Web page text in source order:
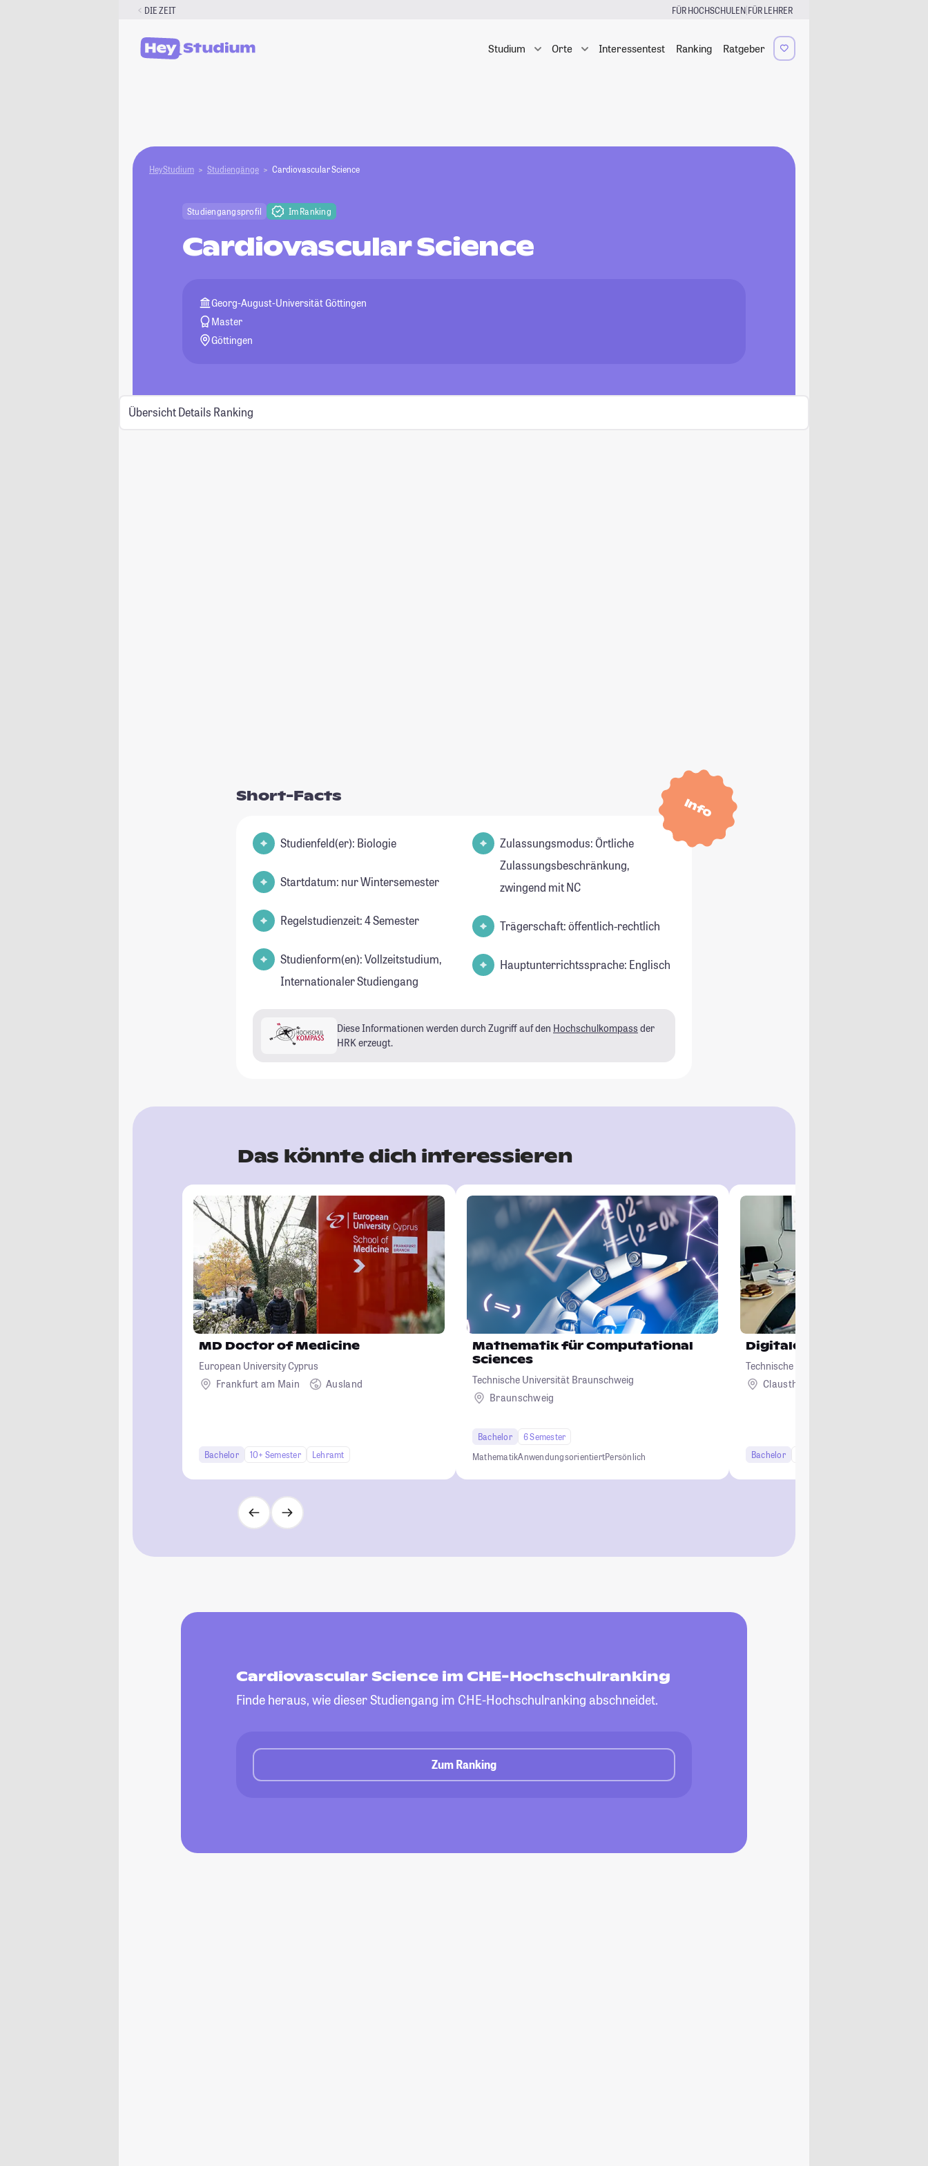
DIE ZEIT FÜR HOCHSCHULEN|FÜR LEHRER
Studium Orte Interessentest Ranking Ratgeber
HeyStudium Studiengänge Cardiovascular Science
Studiengangsprofil Im Ranking
Cardiovascular Science
Georg-August-Universität Göttingen
Master
Göttingen
Übersicht Details Ranking
Info
Short-Facts
Studienfeld(er): Biologie
Startdatum: nur Wintersemester
Regelstudienzeit: 4 Semester
Studienform(en): Vollzeitstudium,
Internationaler Studiengang
Zulassungsmodus: Örtliche
Zulassungsbeschränkung,
zwingend mit NC
Trägerschaft: öffentlich-rechtlich
Hauptunterrichtssprache: Englisch
Diese Informationen werden durch Zugriff auf den Hochschulkompass der
HRK erzeugt.
Das könnte dich interessieren
MD Doctor of Medicine
European University Cyprus
Frankfurt am Main
Ausland
Bachelor 10+ Semester Lehramt
Mathematik für Computational
Sciences
Technische Universität Braunschweig
Braunschweig
Bachelor
6 Semester
MathematikAnwendungsorientiertPersönlich
Digitales Management
Technische Universität Clausthal
Clausthal-Zellerfeld
Bachelor
Cardiovascular Science im CHE-Hochschulranking
Finde heraus, wie dieser Studiengang im CHE-Hochschulranking abschneidet.
Zum Ranking